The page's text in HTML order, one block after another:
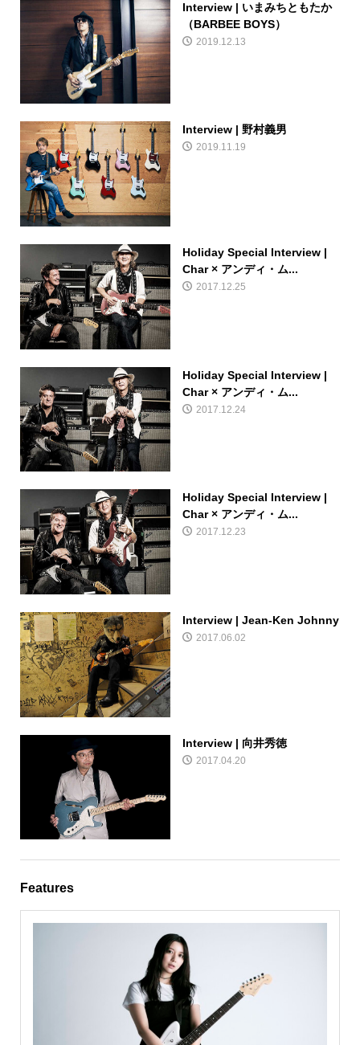
Interview | いまみちともたか
（BARBEE BOYS）
2019.12.13
Interview | 野村義男
2019.11.19
Holiday Special Interview |
Char × アンディ・ム...
2017.12.25
Holiday Special Interview |
Char × アンディ・ム...
2017.12.24
Holiday Special Interview |
Char × アンディ・ム...
2017.12.23
Interview | Jean-Ken Johnny
2017.06.02
Interview | 向井秀徳
2017.04.20
Features